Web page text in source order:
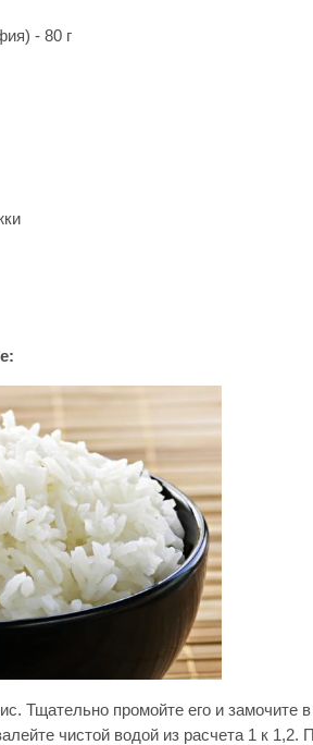
- 80 г
Тщательно промойте его и замочите
чистой водой из расчета 1 к 1,2.